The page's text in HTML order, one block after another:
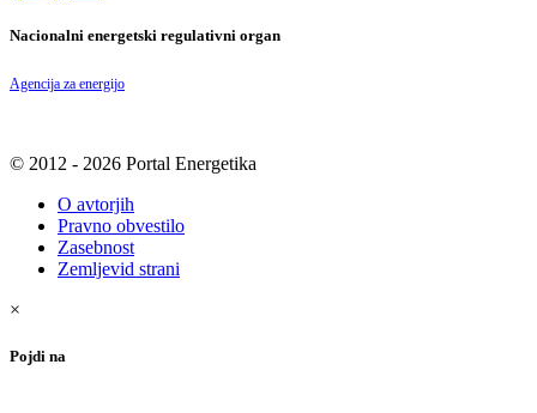
Nacionalni energetski regulativni organ
Agencija za energijo
© 2012 - 2026 Portal Energetika
O avtorjih
Pravno obvestilo
Zasebnost
Zemljevid strani
×
Pojdi na